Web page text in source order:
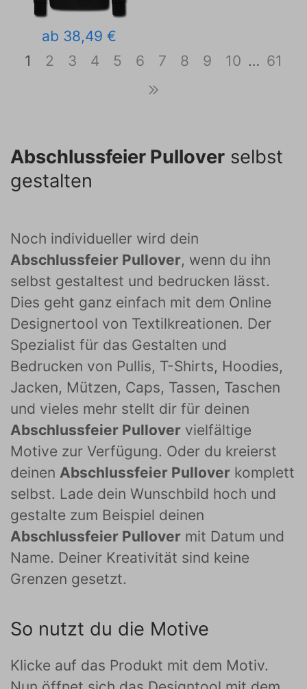
ab 38,49 €
1
2 3 4 5 6 7 8 9 10 … 61
Abschlussfeier Pullover selbst
gestalten
Noch individueller wird dein
Abschlussfeier Pullover, wenn du ihn
selbst gestaltest und bedrucken lässt.
Dies geht ganz einfach mit dem Online
Designertool von Textilkreationen. Der
Spezialist für das Gestalten und
Bedrucken von Pullis, T-Shirts, Hoodies,
Jacken, Mützen, Caps, Tassen, Taschen
und vieles mehr stellt dir für deinen
Abschlussfeier Pullover vielfältige
Motive zur Verfügung. Oder du kreierst
deinen Abschlussfeier Pullover komplett
selbst. Lade dein Wunschbild hoch und
gestalte zum Beispiel deinen
Abschlussfeier Pullover mit Datum und
Name. Deiner Kreativität sind keine
Grenzen gesetzt.
So nutzt du die Motive
Klicke auf das Produkt mit dem Motiv.